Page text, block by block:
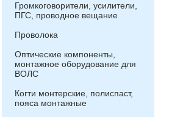
Громкоговорители, усилители,
ПГС, проводное вещание
Проволока
Оптические компоненты,
монтажное оборудование для
ВОЛС
Когти монтерские, полиспаст,
пояса монтажные